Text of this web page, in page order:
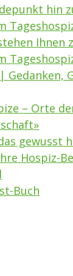
hin
Ihnen
Gedanken,
– Orte
gewusst
Hospiz-
Buch